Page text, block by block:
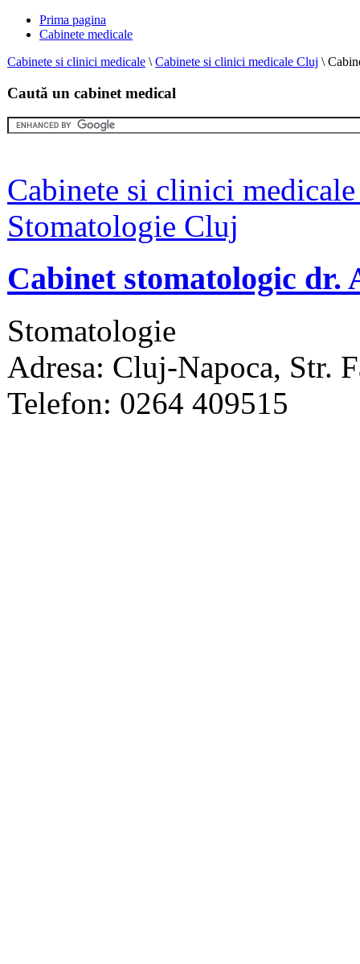
Prima pagina
Cabinete medicale
Cabinete si clinici medicale \ Cabinete si clinici medicale Cluj \
Caută un cabinet medical
Cabinete si clinici
Stomatologie Cluj
Cabinet stomatologic dr.
Stomatologie
Adresa: Cluj-Napoca, Str.
Telefon: 0264 409515